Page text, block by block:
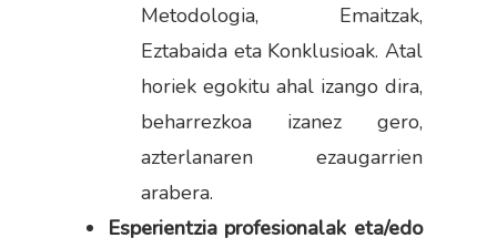
Metodologia, Emaitzak,
Eztabaida eta Konklusioak. Atal
horiek egokitu ahal izango dira,
beharrezkoa izanez gero,
azterlanaren ezaugarrien
arabera.
Esperientzia profesionalak eta/edo